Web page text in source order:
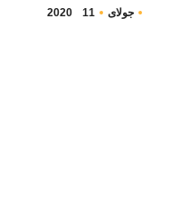
جولای 11
2020